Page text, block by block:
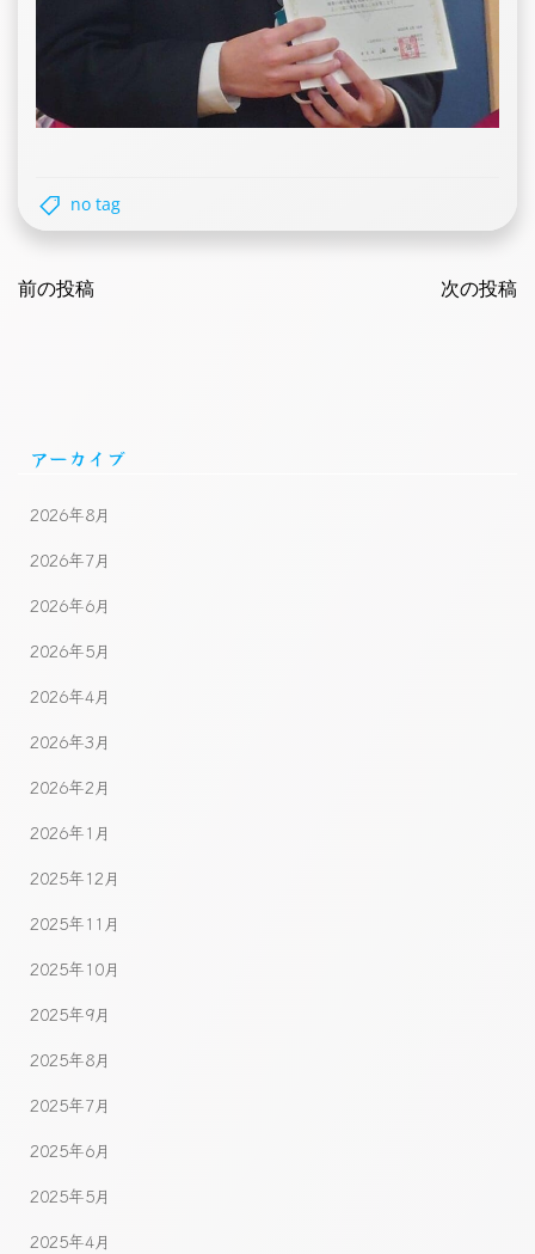
no tag
navigation
前の投稿 次の投稿
アーカイブ
2026年8月
2026年7月
2026年6月
2026年5月
2026年4月
2026年3月
2026年2月
2026年1月
2025年12月
2025年11月
2025年10月
2025年9月
2025年8月
2025年7月
2025年6月
2025年5月
2025年4月